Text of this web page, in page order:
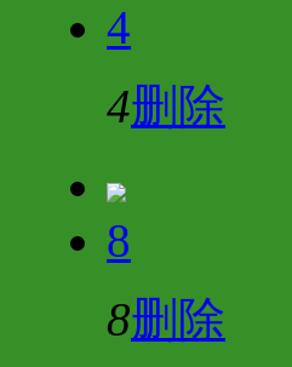
4
4删除
8
8删除